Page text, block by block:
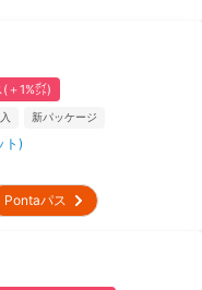
＋1%㌽)
新パッケージ
ト)
Pontaパス